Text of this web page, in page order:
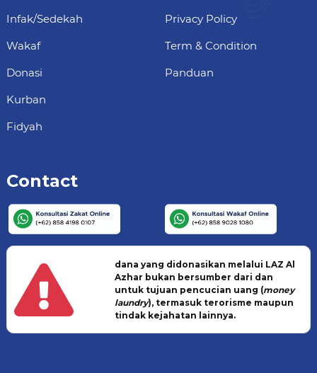
Infak/Sedekah
Wakaf
Donasi
Kurban
Fidyah
Privacy Policy
Term & Condition
Panduan
Contact
dana yang didonasikan melalui LAZ Al
Azhar bukan bersumber dari dan
untuk tujuan pencucian uang (money
laundry), termasuk terorisme maupun
tindak kejahatan lainnya.